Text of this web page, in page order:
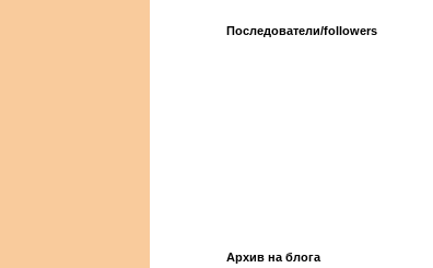
Последователи/followers
Архив на блога